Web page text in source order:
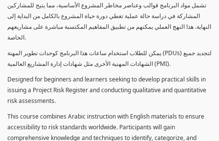
تشمل مواد البرنامج قوالب وعناصر مخاطر المشروع الأساسية، مما يتيح للمشاركين
المشاركة في دراسة حالة عملية تغطي دورة حياة المشروع بالكامل من البداية إلى
النهاية. هذا النهج العملي يمكنهم من تطبيق المفاهيم المكتسبة مباشرة على مشاريعهم
الخاصة.
يمكن للطلاب استخدام ساعات هذا البرنامج كوحدات تطوير المهنة (PDUs) لتجديد جميع
الشهادات المهنية الأخرى مثل شهادات إدارة المشاريع العالمية (PMI).
Designed for beginners and learners seeking to develop practical skills in
issuing a Project Risk Register and conducting qualitative and quantitative
risk assessments.
This course combines Arabic instruction with English materials to ensure
accessibility to risk standards worldwide. Participants will gain
comprehensive knowledge and techniques to identify, categorize, and